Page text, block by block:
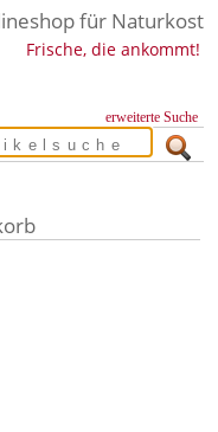
für Naturkost
Frische, die ankommt!
erweiterte Suche